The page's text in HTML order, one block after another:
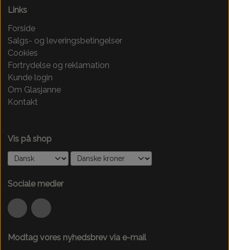
Links
Forside
Salgs- og leveringsbetingelser
Cookies
Fortrydelse og reklamation
Kunde login
Om Glasjanne
Kontakt
Vis på shop
Sociale medier
Modtag vores nyhedsbrev via e-mail